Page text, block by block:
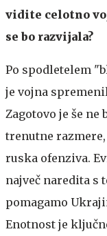
vidite celotno
se bo razvijala?
Po spodletelem
je vojna
Zagotovo je še
trenutne
ruska ofenziva.
največ naredita s
pomagamo
Enotnost je